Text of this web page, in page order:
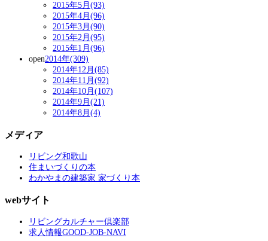
2015年5月(93)
2015年4月(96)
2015年3月(90)
2015年2月(95)
2015年1月(96)
open2014年(309)
2014年12月(85)
2014年11月(92)
2014年10月(107)
2014年9月(21)
2014年8月(4)
メディア
リビング和歌山
住まいづくりの本
わかやまの建築家 家づくり本
webサイト
リビングカルチャー倶楽部
求人情報GOOD-JOB-NAVI